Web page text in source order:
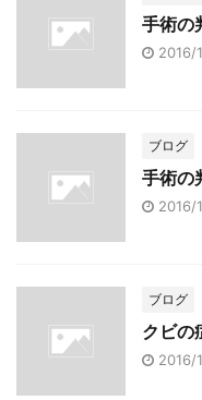
手術の
2016/
ブログ
手術の
2016/
ブログ
クビの
2016/